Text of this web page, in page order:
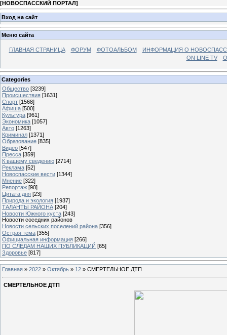
[НОВОСПАССКИЙ ПОРТАЛ]
Вход на сайт
Меню сайта
ГЛАВНАЯ СТРАНИЦА ФОРУМ ФОТОАЛЬБОМ
ИНФОРМАЦИЯ О
ON LINE TV
Categories
Общество [3239]
Происшествия [1631]
Спорт [1568]
Афиша [500]
Культура [961]
Экономика [1057]
Авто [1263]
Криминал [1371]
Образование [835]
Видео [547]
Пресса [359]
К вашему сведению [2714]
Реклама [52]
Новоспасские вести [1344]
Мнение [322]
Репортаж [90]
Цитата дня [23]
Природа и экология [1937]
ТАЛАНТЫ РАЙОНА [204]
Новости Южного куста [243]
Новости соседних районов
Новости сельских поселений района [356]
Острая тема [355]
Официальная информация [266]
ПО СЛЕДАМ НАШИХ ПУБЛИКАЦИЙ [65]
Здоровье [817]
Главная » 2022 » Октябрь » 12 » СМЕРТЕЛЬНОЕ ДТП
СМЕРТЕЛЬНОЕ ДТП